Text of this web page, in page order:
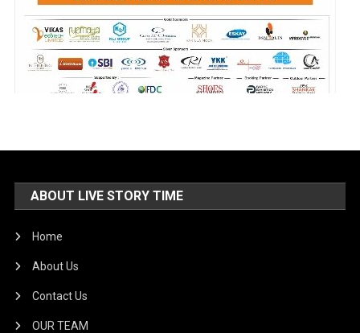
ABOUT LIVE STORY TIME
Home
About Us
Contact Us
OUR TEAM